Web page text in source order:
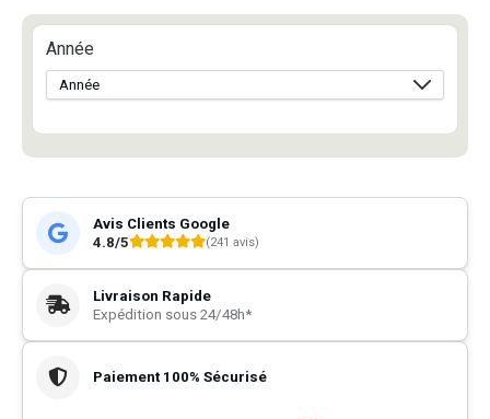
Année
Avis Clients Google
4.8/5
(241 avis)
Livraison Rapide
Expédition sous 24/48h*
Paiement 100% Sécurisé